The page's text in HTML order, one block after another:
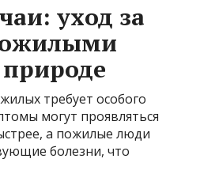
уход за
требует особого
могут проявляться
а пожилые люди
болезни, что